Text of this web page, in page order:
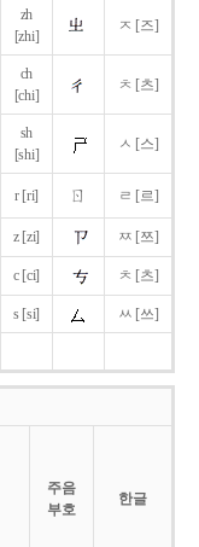
zh
[zhi]
ㅈ [즈]
ch
[chi]
ㅊ [츠]
sh
[shi]
ㅅ [스]
r [ri] ㄖ ㄹ [르]
z [zi] ㅉ [쯔]
c [ci] ㅊ [츠]
s [si] ㅆ [쓰]
주음
부호
한글